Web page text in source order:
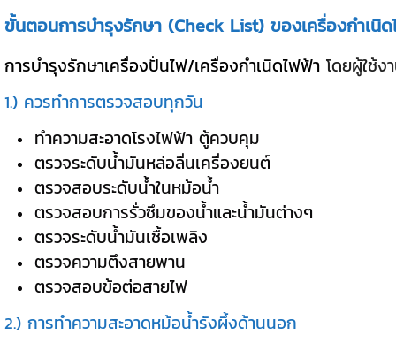
ขั้นตอนการบํารุงรักษา (Check List) ของเครื่องกำเ
การบำรุงรักษาเครื่องปั่นไฟ/เครื่องกำเนิดไฟฟ้า โดยผู้ใช้ง
1.) ควรทำการตรวจสอบทุกวัน
ทำความสะอาดโรงไฟฟ้า ตู้ควบคุม
ตรวจระดับน้ำมันหล่อลื่นเครื่องยนต์
ตรวจสอบระดับน้ำในหม้อน้ำ
ตรวจสอบการรั่วซึมของน้ำและน้ำมันต่างๆ
ตรวจระดับน้ำมันเชื้อเพลิง
ตรวจความตึงสายพาน
ตรวจสอบข้อต่อสายไฟ
2.) การทำความสะอาดหม้อน้ำรังผึ้งด้านนอก